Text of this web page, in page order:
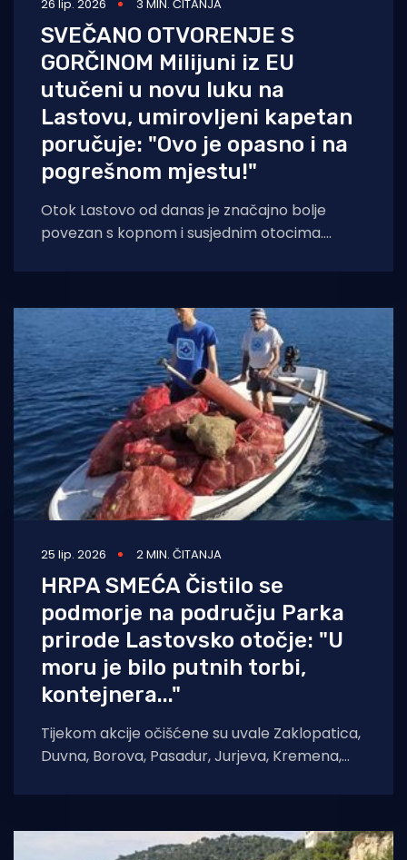
26 lip. 2026 3 MIN. ČITANJA
SVEČANO OTVORENJE S
GORČINOM Milijuni iz EU
utučeni u novu luku na
Lastovu, umirovljeni kapetan
poručuje: "Ovo je opasno i na
pogrešnom mjestu!"
Otok Lastovo od danas je značajno bolje
povezan s kopnom i susjednim otocima.
rekonstrukcije luke
25 lip. 2026 2 MIN. ČITANJA
HRPA SMEĆA Čistilo se
podmorje na području Parka
prirode Lastovsko otočje: "U
moru je bilo putnih torbi,
kontejnera..."
Tijekom akcije očišćene su uvale Zaklopatica,
Duvna, Borova, Pasadur, Jurjeva, Kremena,
akciji